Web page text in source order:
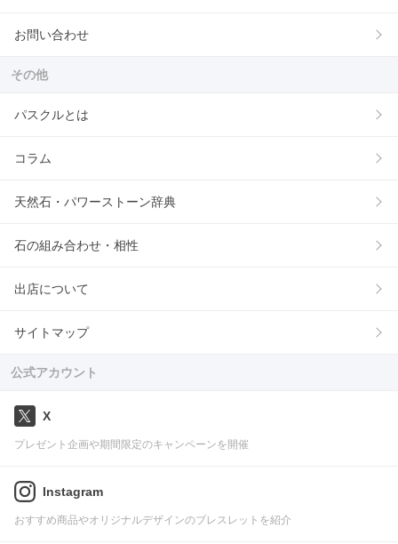
お問い合わせ
その他
パスクルとは
コラム
天然石・パワーストーン辞典
石の組み合わせ・相性
出店について
サイトマップ
公式アカウント
X
プレゼント企画や期間限定のキャンペーンを開催
Instagram
おすすめ商品やオリジナルデザインのブレスレットを紹介